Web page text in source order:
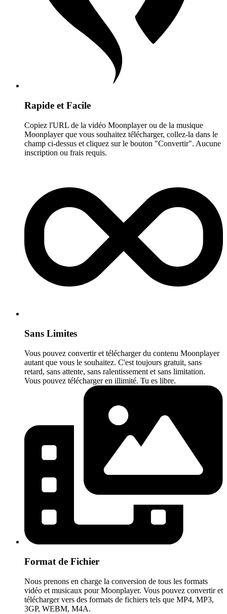
Rapide et Facile
Copiez l'URL de la vidéo Moonplayer ou de la musique
Moonplayer que vous souhaitez télécharger, collez-la dans le
champ ci-dessus et cliquez sur le bouton "Convertir". Aucune
inscription ou frais requis.
Sans Limites
Vous pouvez convertir et télécharger du contenu Moonplayer
autant que vous le souhaitez. C'est toujours gratuit, sans
retard, sans attente, sans ralentissement et sans limitation.
Vous pouvez télécharger en illimité. Tu es libre.
Format de Fichier
Nous prenons en charge la conversion de tous les formats
vidéo et musicaux pour Moonplayer. Vous pouvez convertir et
télécharger vers des formats de fichiers tels que MP4, MP3,
3GP, WEBM, M4A.